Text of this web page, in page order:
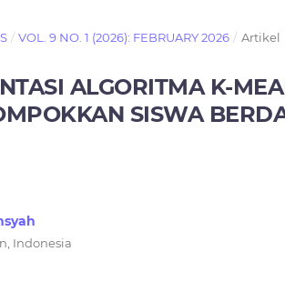
/ VOL. 9 NO. 1 (2026): FEBRUARY 2026 / Artikel
ALGORITMA K-
SISWA
Indonesia